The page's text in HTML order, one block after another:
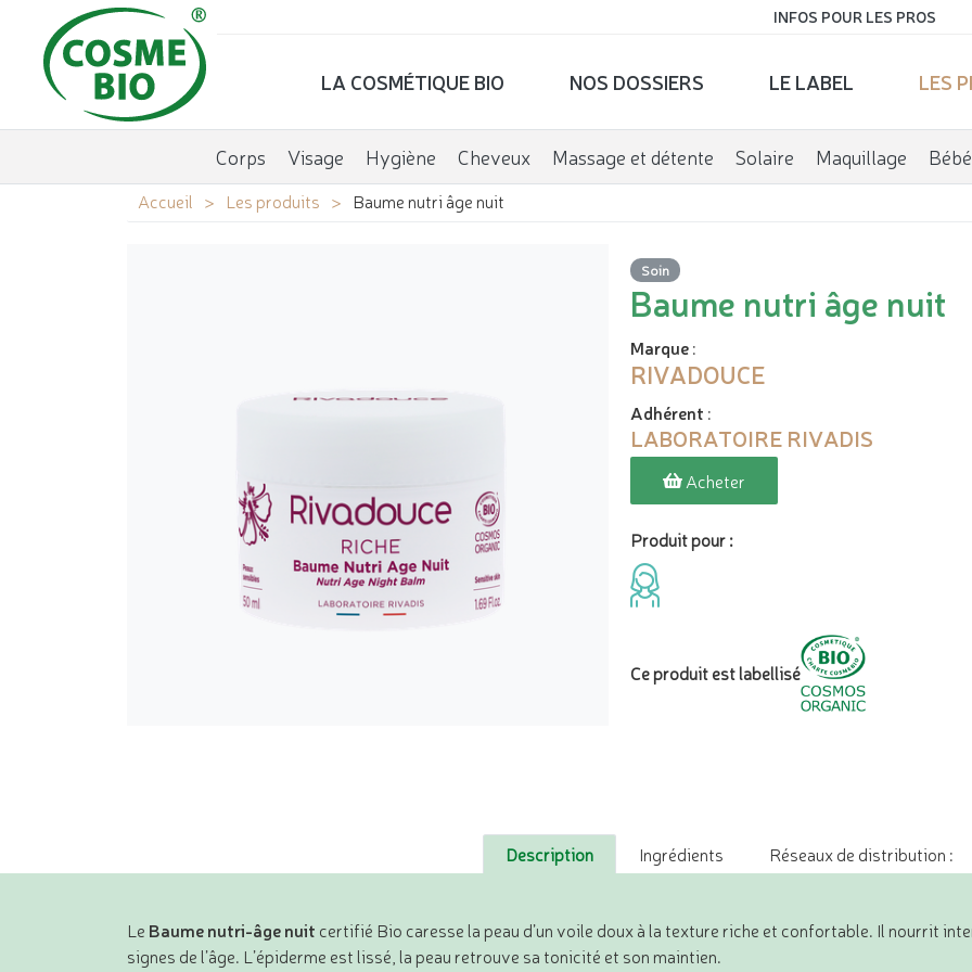
INFOS POUR LES PROS
LA COSMÉTIQUE BIO NOS DOSSIERS LE LABEL LES
Corps Visage Hygiène Cheveux Massage et détente Solaire Maquillage Bébé
Accueil Les produits Baume nutri âge nuit
Soin
Baume nutri âge nuit
Marque:
RIVADOUCE
Adhérent :
LABORATOIRE RIVADIS
Acheter
Produit pour :
Ce produit est labellisé
Description Ingrédients Réseaux de distribution :
Le Baume nutri-âge nuit certifié Bio caresse la peau d’un voile doux à la texture riche et confortable. Il nourrit
signes de l’âge. L’épiderme est lissé, la peau retrouve sa tonicité et son maintien.